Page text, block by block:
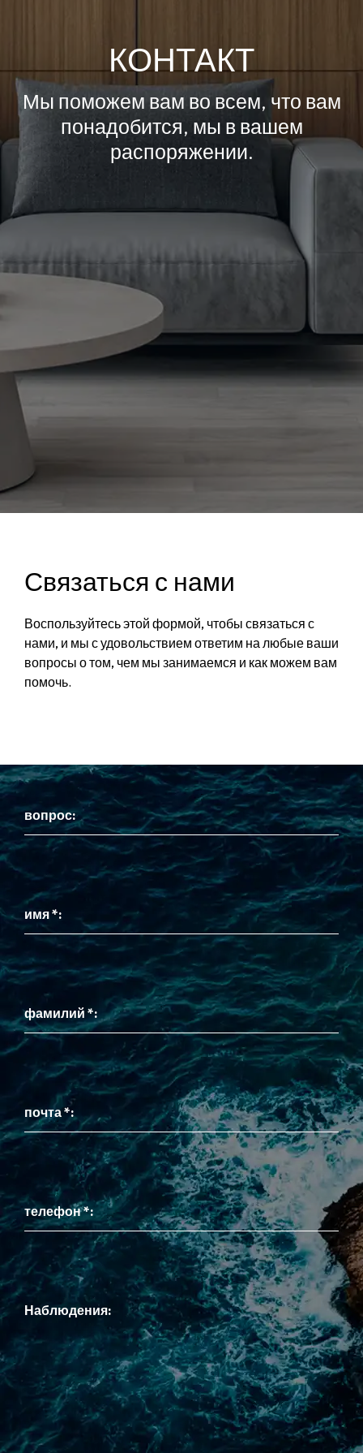
КОНТАКТ
Мы поможем вам во всем, что вам
понадобится, мы в вашем
распоряжении.
Связаться с нами
Воспользуйтесь этой формой, чтобы связаться с
нами, и мы с удовольствием ответим на любые ваши
вопросы о том, чем мы занимаемся и как можем вам
помочь.
вопрос:
имя *:
фамилий *:
почта *:
телефон *:
Наблюдения: